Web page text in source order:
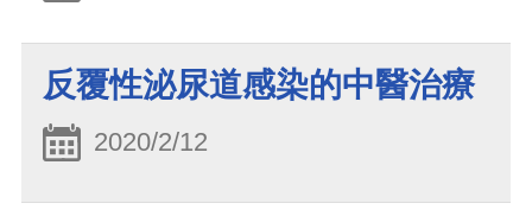
反覆性泌尿道感染的中醫治療
2020/2/12